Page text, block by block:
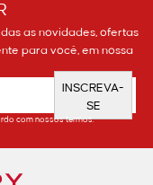
as novidades, ofertas
para você, em nossa
INSCREVA-
SE
com nossos termos.